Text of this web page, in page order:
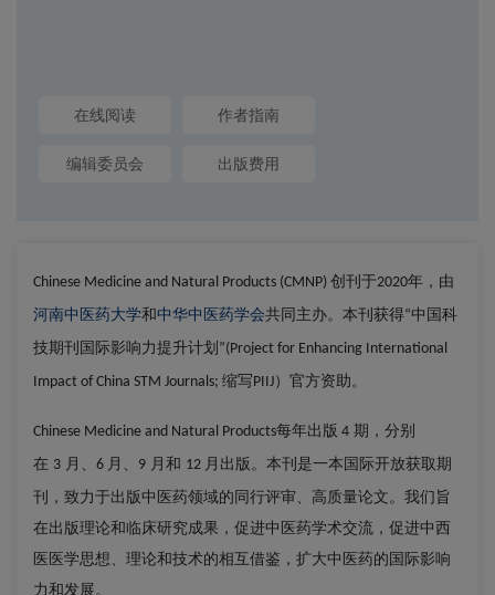
在线阅读 作者指南
编辑委员会 出版费用
Chinese Medicine and Natural Products (CMNP) 创刊于2020年，由
河南中医药大学和中华中医药学会共同主办。本刊获得“中国科
技期刊国际影响力提升计划 ”(Project for Enhancing International
Impact of China STM Journals; 缩写PIIJ）官方资助。
Chinese Medicine and Natural Products每年出版 4 期，分别
在 3 月、 6 月、 9 月和 12 月出版。本刊是一本国际开放获取期
刊，致力于出版中医药领域的同行评审、高质量论文。我们旨
在出版理论和临床研究成果，促进中医药学术交流，促进中西
医医学思想、理论和技术的相互借鉴，扩大中医药的国际影响
力和发展。